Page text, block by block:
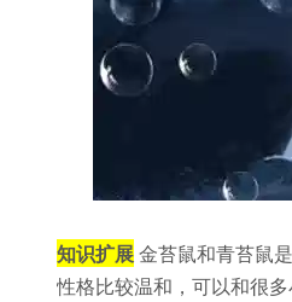
知识扩展金苔鼠和青苔鼠
性格比较温和，可以和很